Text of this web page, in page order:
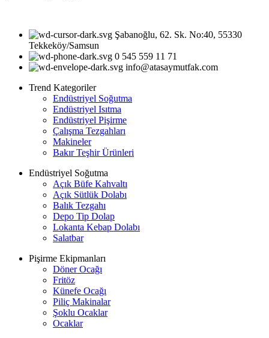
Şabanoğlu, 62. Sk. No:40, 55330
Tekkeköy/Samsun
0 545 559 11 71
info@atasaymutfak.com
Trend Kategoriler
Endüstriyel Soğutma
Endüstriyel Isıtma
Endüstriyel Pişirme
Çalışma Tezgahları
Makineler
Bakır Teşhir Ürünleri
Endüstriyel Soğutma
Açık Büfe Kahvaltı
Açık Sütlük Dolabı
Balık Tezgahı
Depo Tip Dolap
Lokanta Kebap Dolabı
Salatbar
Pişirme Ekipmanları
Döner Ocağı
Fritöz
Künefe Ocağı
Piliç Makinalar
Şoklu Ocaklar
Ocaklar